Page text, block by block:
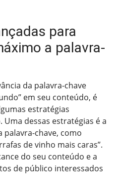
para
a palavra-
da palavra-chave
em seu conteúdo, é
estratégias
Uma dessas estratégias é a
palavra-chave, como
de vinho mais caras”.
do seu conteúdo e a
de público interessados